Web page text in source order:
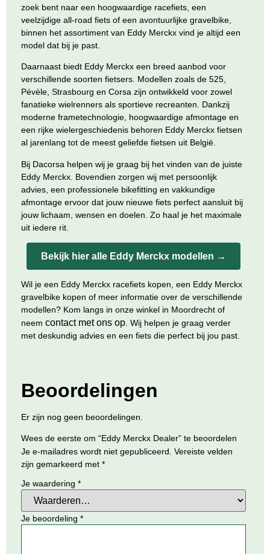
zoek bent naar een hoogwaardige racefiets, een
veelzijdige all-road fiets of een avontuurlijke gravelbike,
binnen het assortiment van Eddy Merckx vind je altijd een
model dat bij je past.
Daarnaast biedt Eddy Merckx een breed aanbod voor
verschillende soorten fietsers. Modellen zoals de 525
Pévèle Strasbourg en Corsa zijn ontwikkeld voor zowel
fanatieke wielrenners als sportieve recreanten. Dankzij
moderne frametechnologie, hoogwaardige afmontage en
een rijke wielergeschiedenis behoren Eddy Merckx fietsen
al jarenlang tot de meest geliefde fietsen uit België.
Bij Dacorsa helpen wij je graag bij het vinden van de juiste
Eddy Merckx. Bovendien zorgen wij met persoonlijk
advies, een professionele bikefitting en vakkundige
afmontage ervoor dat jouw nieuwe fiets perfect aansluit bij
jouw lichaam, wensen en doelen. Zo haal je het maximale
uit iedere rit.
Bekijk hier alle Eddy Merckx modellen →
Wil je een Eddy Merckx racefiets kopen, een Eddy Merckx
gravelbike kopen of meer informatie over de verschillende
modellen? Kom langs in onze winkel in Moordrecht of
neem contact met ons op. Wij helpen je graag verder
met deskundig advies en een fiets die perfect bij jou past.
Beoordelingen
Er zijn nog geen beoordelingen.
Wees de eerste om “Eddy Merckx Dealer” te beoordelen
Je e-mailadres wordt niet gepubliceerd. Vereiste velden
zijn gemarkeerd met *
Je waardering *
Je beoordeling *